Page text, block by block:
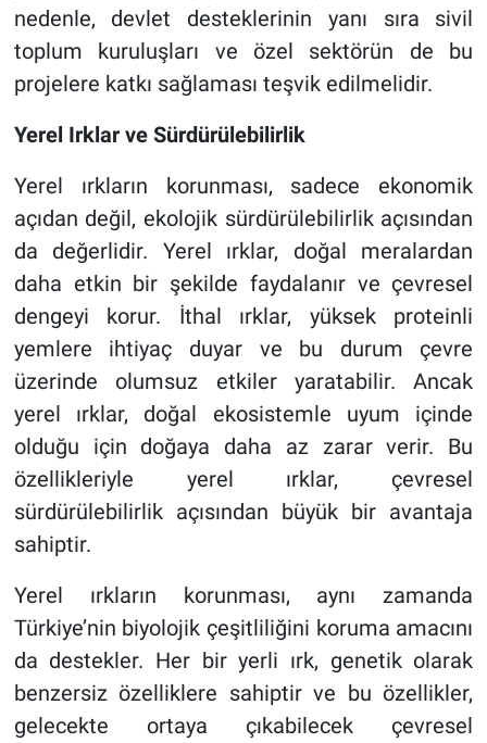
nedenle, devlet desteklerinin yanı sıra sivil
toplum kuruluşları ve özel sektörün de bu
projelere katkı sağlaması teşvik edilmelidir.
Yerel Irklar ve Sürdürülebilirlik
Yerel ırkların korunması, sadece ekonomik
açıdan değil, ekolojik sürdürülebilirlik açısından
da değerlidir. Yerel ırklar, doğal meralardan
daha etkin bir şekilde faydalanır ve çevresel
dengeyi korur. İthal ırklar, yüksek proteinli
yemlere ihtiyaç duyar ve bu durum çevre
üzerinde olumsuz etkiler yaratabilir. Ancak
yerel ırklar, doğal ekosistemle uyum içinde
olduğu için doğaya daha az zarar verir. Bu
özellikleriyle yerel ırklar, çevresel
sürdürülebilirlik açısından büyük bir avantaja
sahiptir.
Yerel ırkların korunması, aynı zamanda
Türkiye’nin biyolojik çeşitliliğini koruma amacını
da destekler. Her bir yerli ırk, genetik olarak
benzersiz özelliklere sahiptir ve bu özellikler,
gelecekte ortaya çıkabilecek çevresel